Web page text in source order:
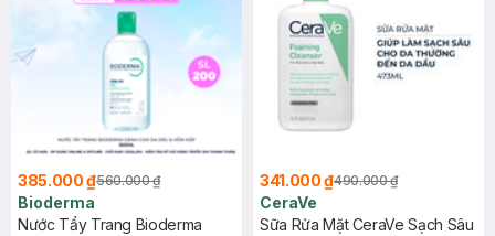
385.000 ₫560.000 ₫
Bioderma
Nước Tẩy Trang Bioderma
341.000 ₫490.000 ₫
CeraVe
Sữa Rửa Mặt CeraVe Sạch Sâu